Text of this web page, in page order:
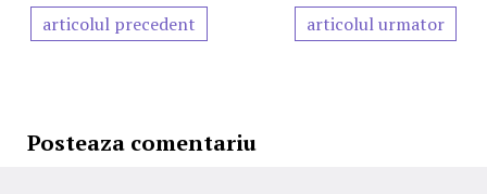
articolul precedent articolul urmator
Posteaza comentariu